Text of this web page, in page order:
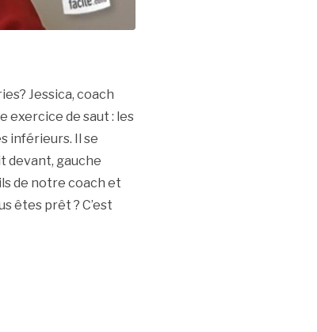
Jessica, coach
exercice de saut : les
inférieurs. Il se
devant, gauche
de notre coach et
êtes prêt ? C’est